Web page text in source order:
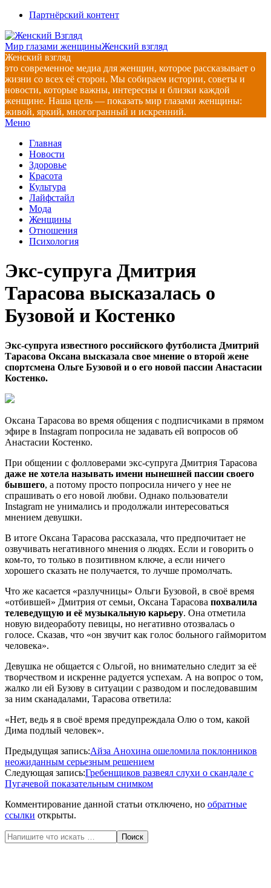
Перейти
содержимому
Партнёрский контент
Мир глазами женщиныЖенский взгляд
Женский взгляд
это современное медиа для женщин, которое рассказывает о
жизни со всех её сторон. Мы собираем истории, советы и
новости, которые важны, интересны и близки каждой
женщине. Наша цель — показать мир глазами женщины:
живой, яркий, многогранный и искренний.
Главное
меню
Меню
Главная
Новости
Здоровье
Красота
Культура
Лайфстайл
Мода
Женщины
Отношения
Психология
Экс-супруга Дмитрия
Тарасова высказалась о
Бузовой и Костенко
Экс-супруга известного российского футболиста Дмитрий
Тарасова Оксана высказала свое мнение о второй жене
спортсмена Ольге Бузовой и о его новой пассии Анастасии
Костенко.
Оксана Тарасова во время общения с подписчиками в прямом
эфире в Instagram попросила не задавать ей вопросов об
Анастасии Костенко.
При общении с фолловерами экс-супруга Дмитрия Тарасова
даже не хотела называть имени нынешней пассии своего
бывшего, а потому просто попросила ничего у нее не
спрашивать о его новой любви. Однако пользователи
Instagram не унимались и продолжали интересоваться
мнением девушки.
В итоге Оксана Тарасова рассказала, что предпочитает не
озвучивать негативного мнения о людях. Если и говорить о
ком-то, то только в позитивном ключе, а если ничего
хорошего сказать не получается, то лучше промолчать.
Что же касается «разлучницы» Ольги Бузовой, в своё время
«отбившей» Дмитрия от семьи, Оксана Тарасова похвалила
телеведущую и её музыкальную карьеру. Она отметила
новую видеоработу певицы, но негативно отозвалась о
голосе. Сказав, что «он звучит как голос больного гайморитом
человека».
Девушка не общается с Ольгой, но внимательно следит за её
творчеством и искренне радуется успехам. А на вопрос о том,
жалко ли ей Бузову в ситуации с разводом и последовавшим
за ним сканадалами, Тарасова ответила:
«Нет, ведь я в своё время предупреждала Олю о том, какой
Дима подлый человек».
2017-
09-
27
Предыдущая запись:Айза Анохина ошеломила поклонников
неожиданным серьезным решением
Следующая запись:Гребенщиков развеял слухи о скандале с
Пугачевой показательным снимком
Комментирование данной статьи отключено, но обратные
ссылки открыты.
Поиск